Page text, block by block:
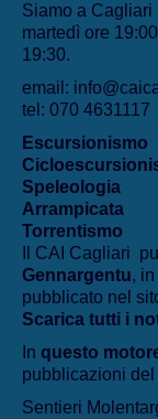
Siamo a Cagliari
martedì ore
19:30.
email:
tel: 070 4631117
Escursionismo
Speleologia
Arrampicata
Torrentismo
Il CAI Cagliari
Gennargentu,
pubblicato nel
Scarica tutti i
In questo
pubblicazioni
Sentieri